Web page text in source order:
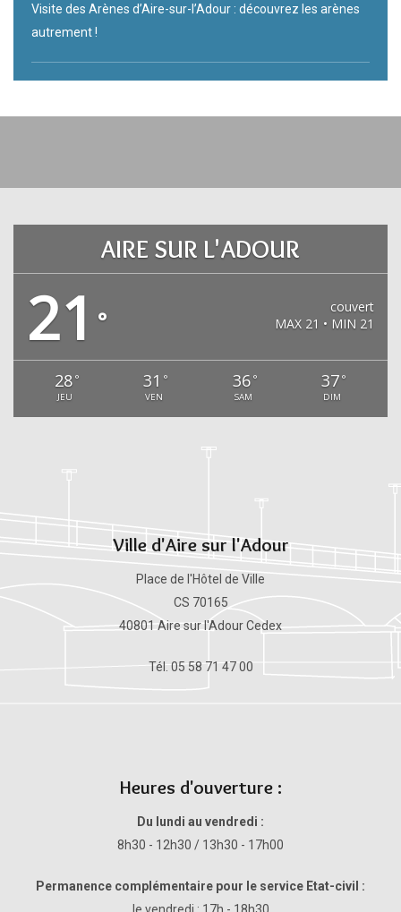
Visite des Arènes d’Aire-sur-l’Adour : découvrez les arènes
autrement !
AIRE SUR L'ADOUR
21 °
couvert
MAX 21 • MIN 21
28 °
JEU
31 °
VEN
36 °
SAM
37 °
DIM
Ville d'Aire sur l'Adour
Place de l'Hôtel de Ville
CS 70165
40801 Aire sur l'Adour Cedex
Tél. 05 58 71 47 00
Heures d'ouverture :
Du lundi au vendredi :
8h30 - 12h30 / 13h30 - 17h00
Permanence complémentaire pour le service Etat-civil :